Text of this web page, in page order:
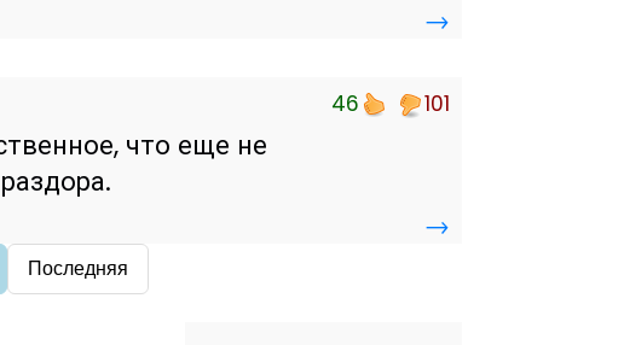
→
46 101
что еще не
→
Последняя